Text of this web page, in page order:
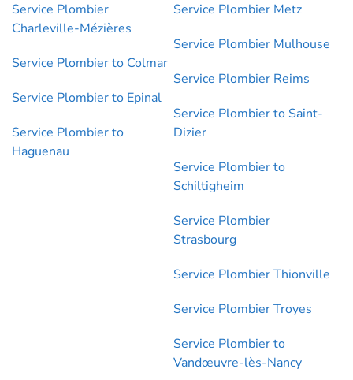
Service Plombier
Charleville-Mézières
Service Plombier to Colmar
Service Plombier to Epinal
Service Plombier to
Haguenau
Service Plombier Metz
Service Plombier Mulhouse
Service Plombier Reims
Service Plombier to Saint-
Dizier
Service Plombier to
Schiltigheim
Service Plombier
Strasbourg
Service Plombier Thionville
Service Plombier Troyes
Service Plombier to
Vandœuvre-lès-Nancy